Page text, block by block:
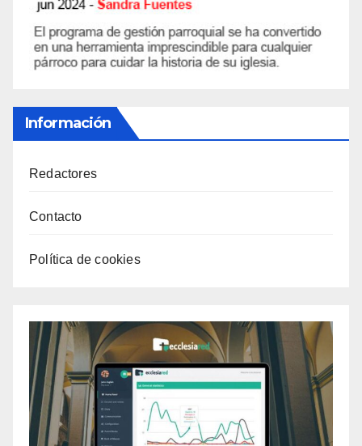
Información
Redactores
Contacto
Política de cookies